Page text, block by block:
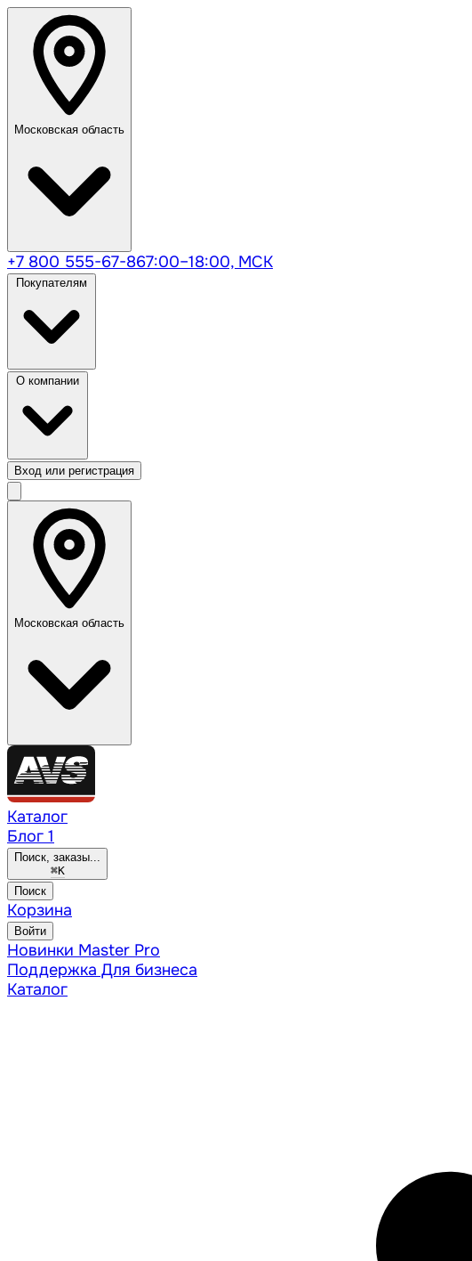
Московская область
+7 800 555-67-867:00–18:00, МСК
Вход или регистрация
Московская область
Каталог
Блог 1
Поиск, заказы...
⌘K
Поиск
Корзина
Войти
Новинки Master Pro
Поддержка Для бизнеса
Каталог